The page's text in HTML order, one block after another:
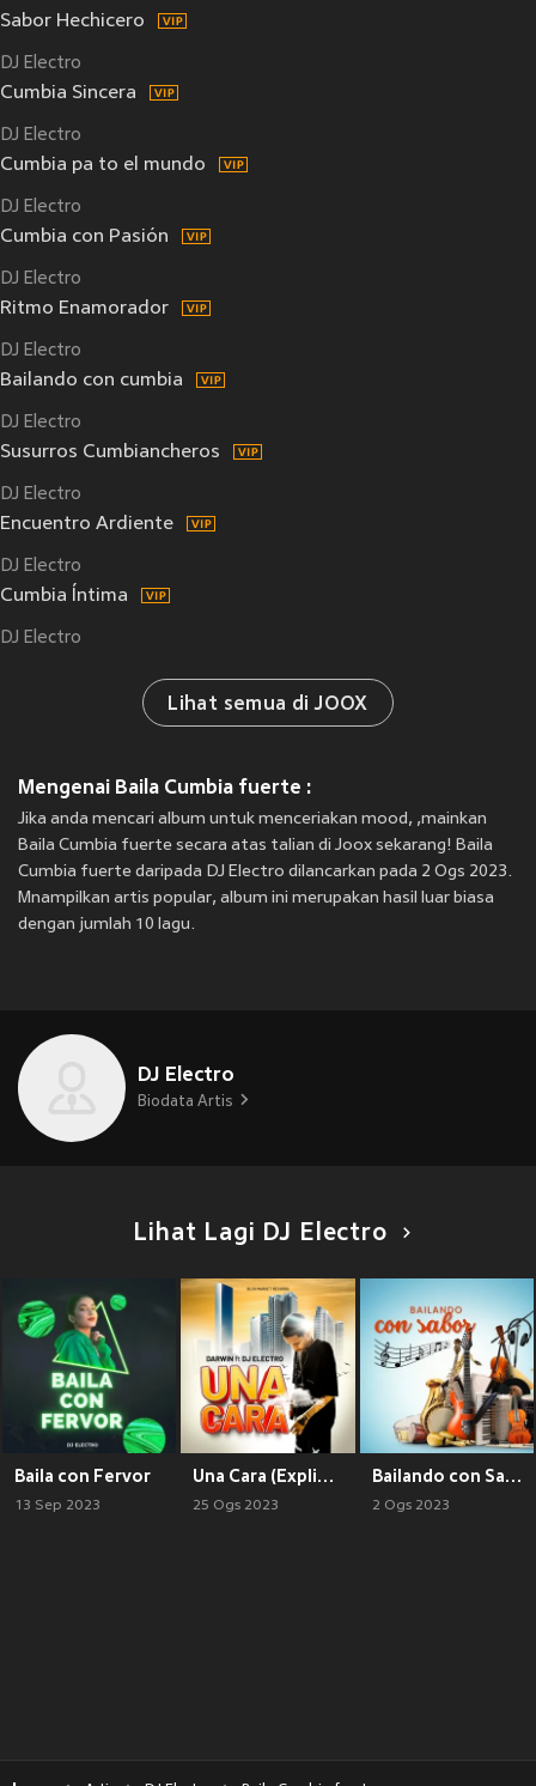
Sabor Hechicero
DJ Electro
Cumbia Sincera
DJ Electro
Cumbia pa to el mundo
DJ Electro
Cumbia con Pasión
DJ Electro
Ritmo Enamorador
DJ Electro
Bailando con cumbia
DJ Electro
Susurros Cumbiancheros
DJ Electro
Encuentro Ardiente
DJ Electro
Cumbia Íntima
DJ Electro
Lihat semua di JOOX
Mengenai Baila Cumbia fuerte :
Jika anda mencari album untuk menceriakan mood, ,mainkan
Baila Cumbia fuerte secara atas talian di Joox sekarang! Baila
Cumbia fuerte daripada DJ Electro dilancarkan pada 2 Ogs 2023.
Mnampilkan artis popular, album ini merupakan hasil luar biasa
dengan jumlah 10 lagu.
DJ Electro
Biodata Artis
Lihat Lagi DJ Electro
Baila con Fervor
13 Sep 2023
Una Cara (Explicit)
25 Ogs 2023
Bailando con Sabor
2 Ogs 2023